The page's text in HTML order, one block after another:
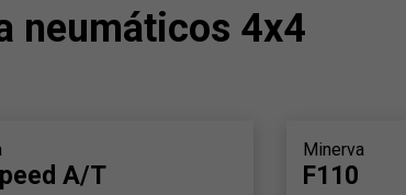
neumáticos 4x4
A/T
Minerva
F110